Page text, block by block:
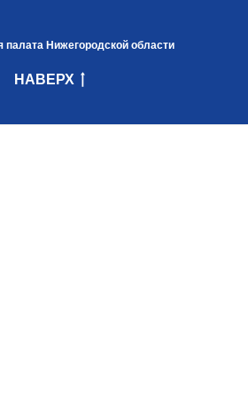
палата Нижегородской области
НАВЕРХ